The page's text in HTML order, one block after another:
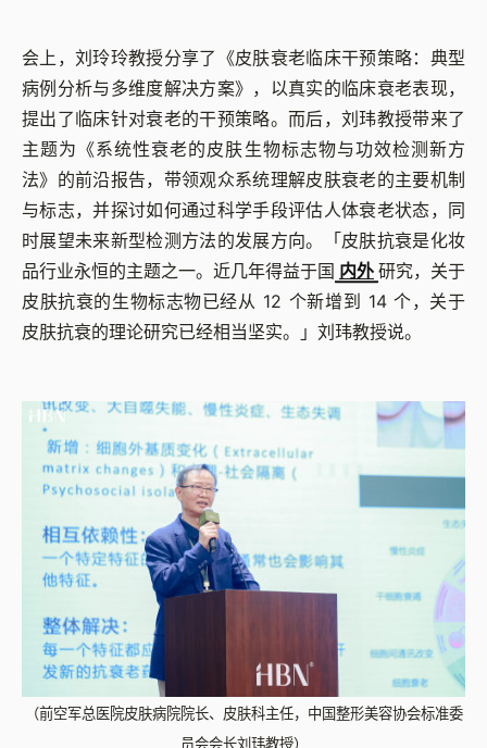
会上，刘玲玲教授分享了《皮肤衰老临床干预策略：典型
病例分析与多维度解决方案》，以真实的临床衰老表现，
提出了临床针对衰老的干预策略。而后，刘玮教授带来了
主题为《系统性衰老的皮肤生物标志物与功效检测新方
法》的前沿报告，带领观众系统理解皮肤衰老的主要机制
与标志，并探讨如何通过科学手段评估人体衰老状态，同
时展望未来新型检测方法的发展方向。「皮肤抗衰是化妆
品行业永恒的主题之一。近几年得益于国 内外 研究，关于
皮肤抗衰的生物标志物已经从 12 个新增到 14 个，关于
皮肤抗衰的理论研究已经相当坚实。」刘玮教授说。
（前空军总医院皮肤病院院长、皮肤科主任，中国整形美容协会标准委
员会会长刘玮教授）